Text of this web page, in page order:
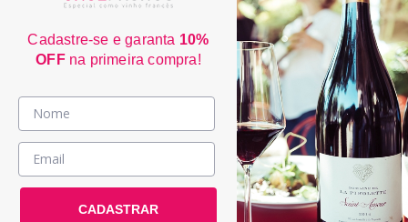
Vinhos >
País / Região >
Le Club >
ORDENAR POR:
Plano Débutant
POR: R$ 169,00
Cadastre-se e garanta 10%
OFFna primeira compra!
CADASTRAR